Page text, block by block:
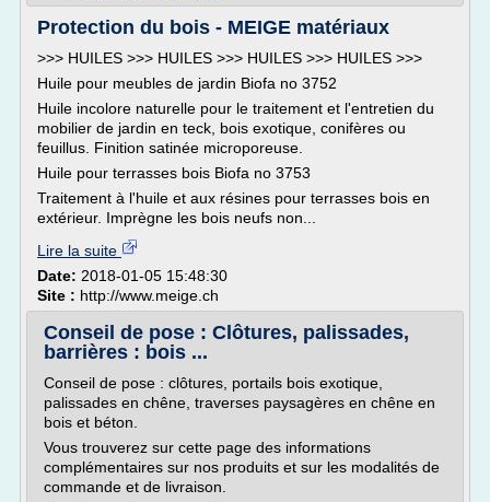
Protection du bois - MEIGE matériaux
>>> HUILES >>> HUILES >>> HUILES >>> HUILES >>>
Huile pour meubles de jardin Biofa no 3752
Huile incolore naturelle pour le traitement et l'entretien du
mobilier de jardin en teck, bois exotique, conifères ou
feuillus. Finition satinée microporeuse.
Huile pour terrasses bois Biofa no 3753
Traitement à l'huile et aux résines pour terrasses bois en
extérieur. Imprègne les bois neufs non...
Lire la suite
Date: 2018-01-05 15:48:30
Site : http://www.meige.ch
Conseil de pose : Clôtures, palissades,
barrières : bois ...
Conseil de pose : clôtures, portails bois exotique,
palissades en chêne, traverses paysagères en chêne en
bois et béton.
Vous trouverez sur cette page des informations
complémentaires sur nos produits et sur les modalités de
commande et de livraison.